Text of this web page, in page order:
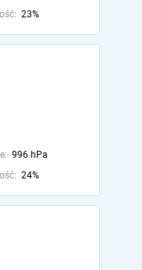
23%
996 hPa
24%